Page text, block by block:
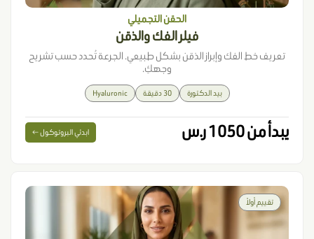
الحقن التجميلي
فيلر الفك والذقن
تعريف خط الفك وإبراز الذقن بشكل طبيعي. الجرعة تُحدد حسب تشريح
وجهكِ.
بيد الدكتورة 30 دقيقة Hyaluronic
يبدأ من 1050 ر.س ابدئي البروتوكول ←
تقييم أولاً